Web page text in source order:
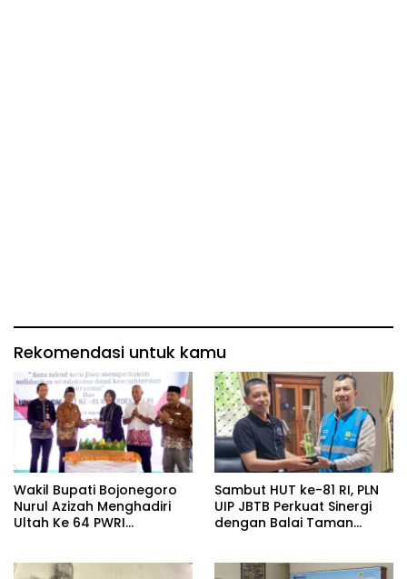
Rekomendasi untuk kamu
Wakil Bupati Bojonegoro
Nurul Azizah Menghadiri
Ultah Ke 64 PWRI
Sambut HUT ke-81 RI, PLN
UIP JBTB Perkuat Sinergi
dengan Balai Taman
SUTET 500 kV Paiton–